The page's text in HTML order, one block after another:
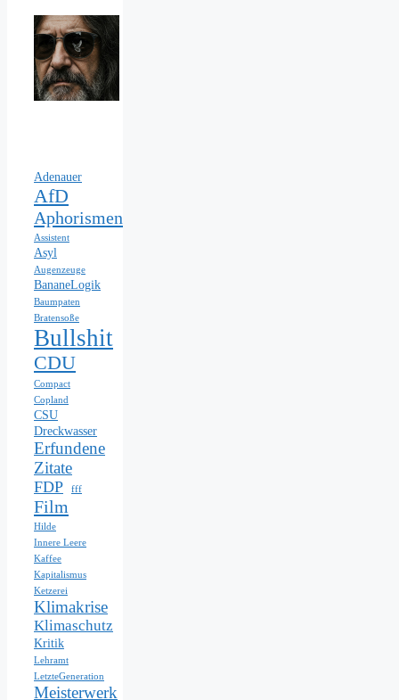
Adenauer
AfD
Aphorismen
Assistent
Asyl
Augenzeuge
BananeLogik
Baumpaten
Bratensoße
Bullshit
CDU
Compact
Copland
CSU
Dreckwasser
Erfundene
Zitate
FDP fff
Film
Hilde
Innere Leere
Kaffee
Kapitalismus
Ketzerei
Klimakrise
Klimaschutz
Kritik
Lehramt
LetzteGeneration
Meisterwerk